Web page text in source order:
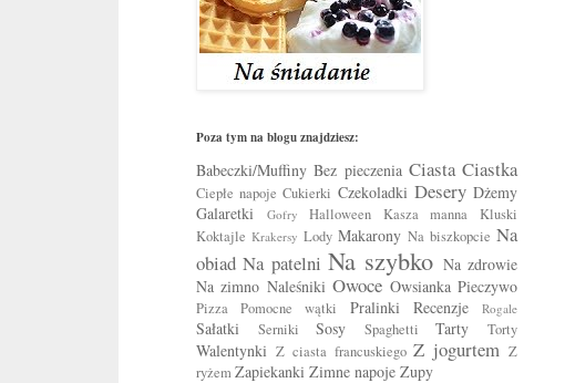
Poza tym na blogu znajdziesz:
Babeczki/Muffiny Bez pieczenia Ciasta Ciastka
Ciepłe napoje Cukierki Czekoladki Desery Dżemy
Galaretki
Gofry Halloween Kasza manna
Kluski
Koktajle Krakersy Lody Makarony Na biszkopcie Na
obiad Na patelni Na szybko Na zdrowie
Na zimno Naleśniki Owoce Owsianka Pieczywo
Pizza Pomocne wątki Pralinki Recenzje Rogale
Sałatki Serniki Sosy Spaghetti Tarty Torty
Walentynki Z ciasta francuskiego Z jogurtem Z
ryżemZapiekanki Zimne napoje Zupy